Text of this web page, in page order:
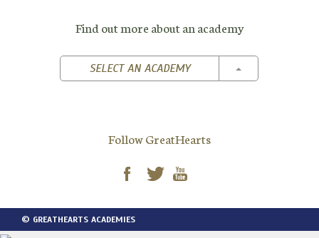
Find out more about an academy
SELECT AN ACADEMY TOGGLE
Follow GreatHearts
© GREATHEARTS ACADEMIES